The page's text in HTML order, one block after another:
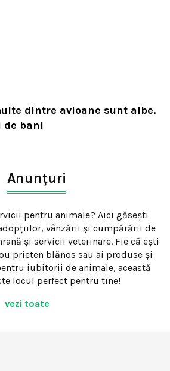
dintre avioane sunt albe.
de bani
Anunțuri
pentru animale? Aici găsești
vânzării și cumpărării de
și servicii veterinare. Fie că ești
prieten blănos sau ai produse și
iubitorii de animale, această
locul perfect pentru tine!
vezi toate